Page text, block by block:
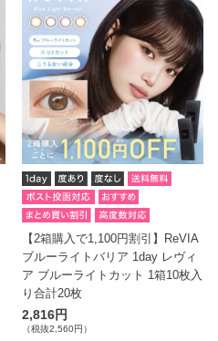
【2箱購入で1,100円割引】ReVIA
ブルーライトバリア 1day レヴィ
ア ブルーライトカット 1箱10枚入
り合計20枚
2,816円
（税抜2,560円）